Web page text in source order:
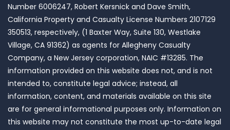
Number 6006247, Robert Kersnick and Dave Smith,
California Property and Casualty License Numbers 2107129
350513, respectively, (1 Baxter Way, Suite 130, Westlake
Village, CA 91362) as agents for Allegheny Casualty
Company, a New Jersey corporation, NAIC #13285. The
information provided on this website does not, and is not
intended to, constitute legal advice; instead, all
information, content, and materials available on this site
are for general informational purposes only. Information on
this website may not constitute the most up-to-date legal